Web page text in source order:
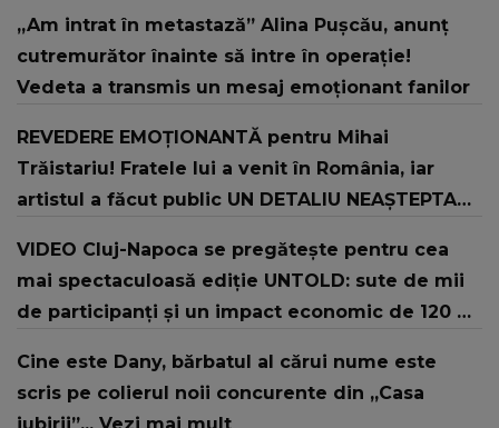
„Am intrat în metastază” Alina Pușcău, anunț
cutremurător înainte să intre în operație!
Vedeta a transmis un mesaj emoționant fanilor
REVEDERE EMOȚIONANTĂ pentru Mihai
Trăistariu! Fratele lui a venit în România, iar
artistul a făcut public UN DETALIU NEAȘTEPTAT:
VIDEO Cluj-Napoca se pregătește pentru cea
mai spectaculoasă ediție UNTOLD: sute de mii
de participanți și un impact economic de 120 de
Cine este Dany, bărbatul al cărui nume este
scris pe colierul noii concurente din „Casa
iubirii”... Vezi mai mult